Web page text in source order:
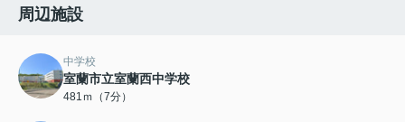
周辺施設
中学校
室蘭市立室蘭西中学校
481ｍ（7分）